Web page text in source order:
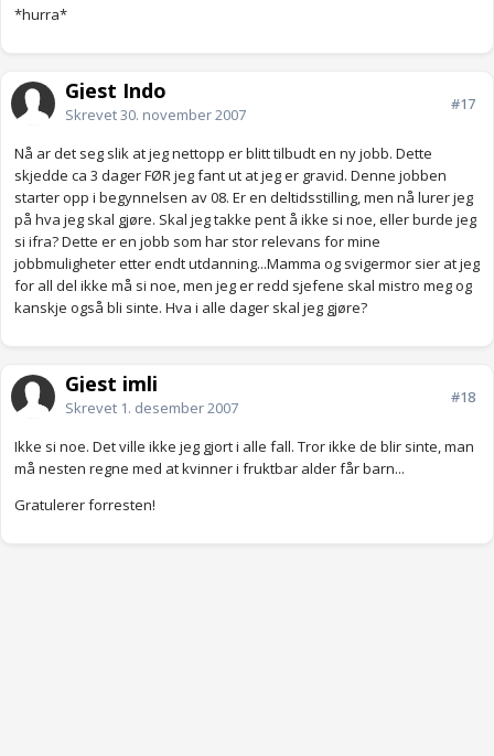
*hurra*
Gjest Indo
Skrevet30. november 2007
#17
Nå ar det seg slik at jeg nettopp er blitt tilbudt en ny jobb. Dette
skjedde ca 3 dager FØR jeg fant ut at jeg er gravid. Denne jobben
starter opp i begynnelsen av 08. Er en deltidsstilling, men nå lurer jeg
på hva jeg skal gjøre. Skal jeg takke pent å ikke si noe, eller burde jeg
si ifra? Dette er en jobb som har stor relevans for mine
jobbmuligheter etter endt utdanning...Mamma og svigermor sier at jeg
for all del ikke må si noe, men jeg er redd sjefene skal mistro meg og
kanskje også bli sinte. Hva i alle dager skal jeg gjøre?
Gjest imli
Skrevet 1. desember 2007
#18
Ikke si noe. Det ville ikke jeg gjort i alle fall. Tror ikke de blir sinte, man
må nesten regne med at kvinner i fruktbar alder får barn...
Gratulerer forresten!